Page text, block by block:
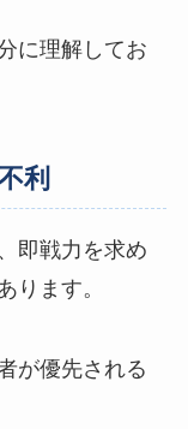
に理解してお
利
即戦力を求め
ります。
が優先される